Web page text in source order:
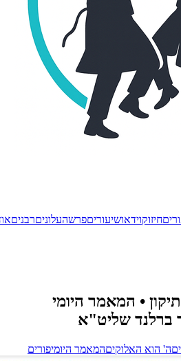
חיזוקוידאושיעוריםפרשהעלוניםרבניםאודות
‏•‏ המאמר היומי
שליט"א
הוא האלוקיםהמאמר היומיפורים